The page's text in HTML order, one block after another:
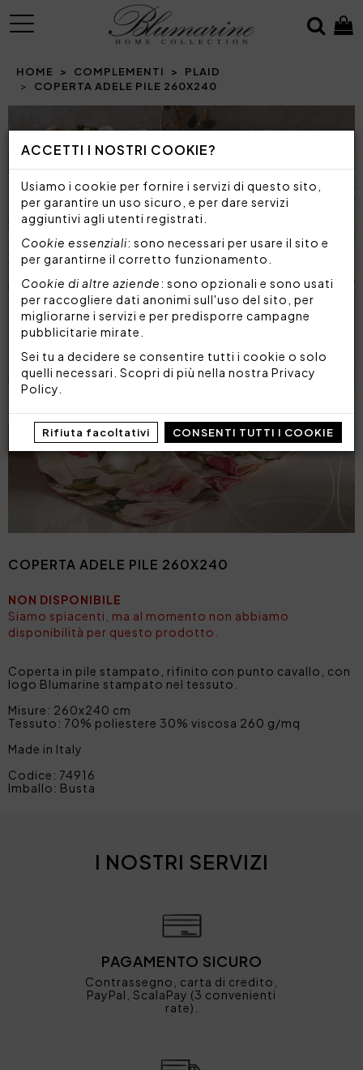
ACCETTI I NOSTRI COOKIE?
Usiamo i cookie per fornire i servizi di questo sito,
per garantire un uso sicuro, e per dare servizi
aggiuntivi agli utenti registrati.
Cookie essenziali: sono necessari per usare il sito e
per garantirne il corretto funzionamento.
Cookie di altre aziende: sono opzionali e sono usati
per raccogliere dati anonimi sull'uso del sito, per
migliorarne i servizi e per predisporre campagne
pubblicitarie mirate.
Sei tu a decidere se consentire tutti i cookie o solo
quelli necessari. Scopri di più nella nostra Privacy
Policy
Rifiuta facoltativi CONSENTI TUTTI I COOKIE
MENU
HOME COMPLEMENTI
PLAID
COPERTA ADELE PILE 260X240
COPERTA ADELE PILE 260X240
NON DISPONIBILE
Siamo spiacenti, ma al momento non abbiamo
disponibilità per questo prodotto.
Coperta in pile stampato, rifinito con punto cavallo, con
logo Blumarine stampato nel tessuto.
Misure: 260x240 cm
Tessuto: 70% poliestere 30% viscosa 260 g/mq
Made in Italy
Codice: 74916
Imballo: Busta
I NOSTRI SERVIZI
PAGAMENTO SICURO
Contrassegno, carta di credito,
PayPal, ScalaPay (3 convenienti
rate).